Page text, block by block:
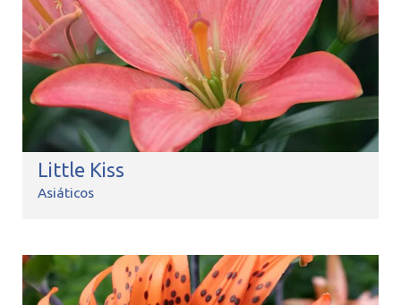
Little Kiss
Asiáticos